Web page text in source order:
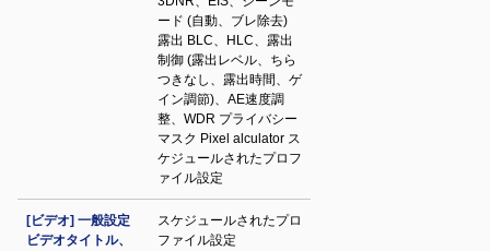
ード (自動、ブレ除去)
露出 BLC、HLC、露出
制御 (露出レベル、ちら
つきなし、露出時間、ゲ
イン調節)、AE速度調
整、WDR プライバシー
マスク Pixel alculator ス
ケジュールされたプロフ
ァイル設定
[ビデオ] 一般設定
ビデオタイトル、
スケジュールされたプロ
ファイル設定